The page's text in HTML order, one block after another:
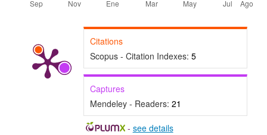
Citations
Scopus - Citation Indexes: 5
Captures
Mendeley - Readers: 21
- see details